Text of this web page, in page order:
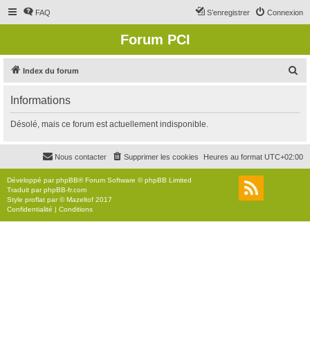
FAQ Connexion
S’enregistrer
Forum PCI
Index du forum
r
c
r
Informations
Désolé, mais ce forum est actuellement indisponible.
Heures au format UTC+02:00
Supprimer les cookies
Nous contacter
Développé parphpBB® Forum Software © phpBB Limited
Traduit parphpBB-fr.com
Style proflat par ©Mazeltof 2017
Confidentialité | Conditions